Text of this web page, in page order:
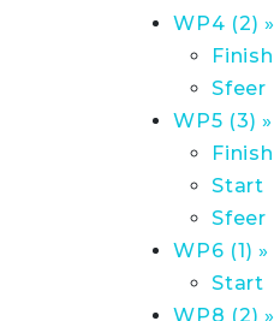
WP4 (2) »
Finish
Sfeer
WP5 (3) »
Finish
Start
Sfeer
WP6 (1) »
Start
WP8 (2) »